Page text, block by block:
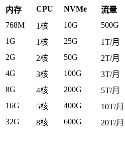
内存 CPU NVMe 流量
768M
1核 10G 500G
1G
1核 25G 1T/月
2G
2核 50G 2T/月
4G
3核 100G 3T/月
8G
4核 200G 5T/月
16G
5核 400G 10T/月
32G
8核 600G 20T/月